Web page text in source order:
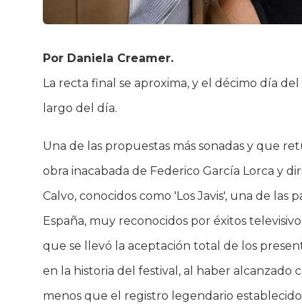
Por Daniela Creamer.
La recta final se aproxima, y el décimo día
largo del día.
Una de las propuestas más sonadas y que
obra inacabada de Federico García Lorca y
Calvo, conocidos como 'Los Javis', una de las
España, muy reconocidos por éxitos
que se llevó la aceptación total de los
en la historia del festival, al haber alcanzado
menos que el registro legendario